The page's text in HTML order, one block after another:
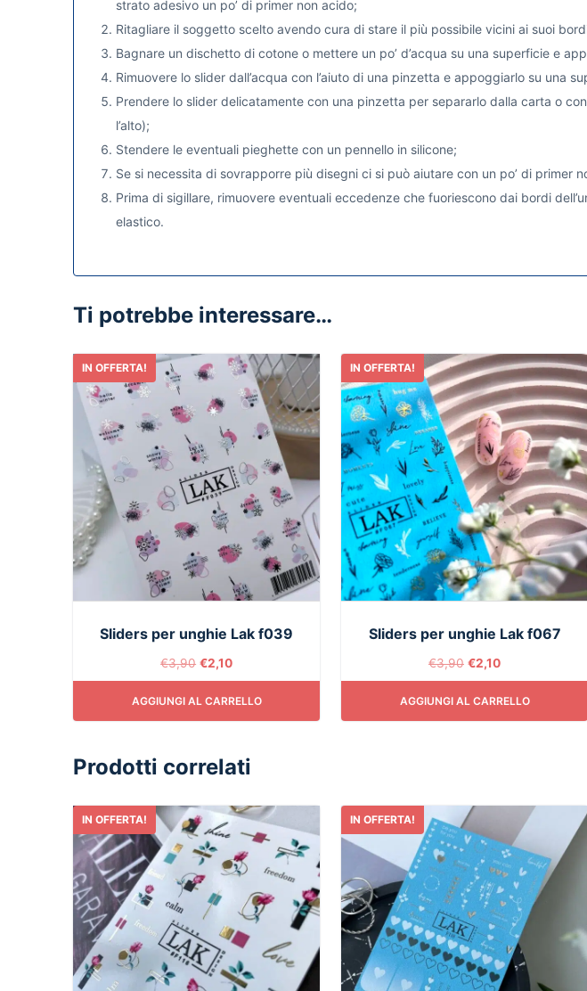
strato adesivo un po’ di primer non acido;
Ritagliare il soggetto scelto avendo cura di stare il più possibile vicini ai suoi
Bagnare un dischetto di cotone o mettere un po’ d’acqua su una superficie e
Rimuovere lo slider dall’acqua con l’aiuto di una pinzetta e appoggiarlo su una
Prendere lo slider delicatamente con una pinzetta per separarlo dalla carta o
l’alto);
Stendere le eventuali pieghette con un pennello in silicone;
Se si necessita di sovrapporre più disegni ci si può aiutare con un po’ di primer
Prima di sigillare, rimuovere eventuali eccedenze che fuoriescono dai bordi
elastico.
Ti potrebbe interessare…
IN OFFERTA!
Sliders per unghie Lak f039
€3,90 €2,10
AGGIUNGI AL CARRELLO
IN OFFERTA!
Sliders per unghie Lak f067
€3,90 €2,10
AGGIUNGI AL CARRELLO
Prodotti correlati
IN OFFERTA! IN OFFERTA!